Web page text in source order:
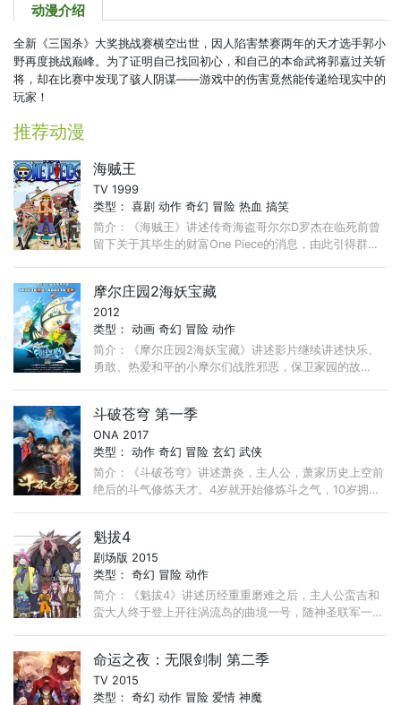
动漫介绍
全新《三国杀》大奖挑战赛横空出世，因人陷害禁赛两年的天才选手郭小
野再度挑战巅峰。为了证明自己找回初心，和自己的本命武将郭嘉过关斩
将，却在比赛中发现了骇人阴谋——游戏中的伤害竟然能传递给现实中的
玩家！
推荐动漫
海贼王
TV 1999
类型：喜剧 动作 奇幻 冒险 热血 搞笑
简介：《海贼王》讲述传奇海盗哥尔尔D罗杰在临死前曾
留下关于其毕生的财富One Piece的消息，由此引得群雄
摩尔庄园2海妖宝藏
2012
类型：动画 奇幻 冒险 动作
简介：《摩尔庄园2海妖宝藏》讲述影片继续讲述快乐、
勇敢、热爱和平的小摩尔们战胜邪恶，保卫家园的故
斗破苍穹 第一季
ONA 2017
类型：动作 奇幻 冒险 玄幻 武侠
简介：《斗破苍穹》讲述萧炎，主人公，萧家历史上空前
绝后的斗气修炼天才。4岁就开始修炼斗之气，10岁拥有
魁拔4
剧场版 2015
类型：奇幻 冒险 动作
简介：《魁拔4》讲述历经重重磨难之后，主人公蛮吉和
蛮大人终于登上开往涡流岛的曲境一号，随神圣联军一起
命运之夜：无限剑制 第二季
TV 2015
类型：奇幻 动作 冒险 爱情 神魔